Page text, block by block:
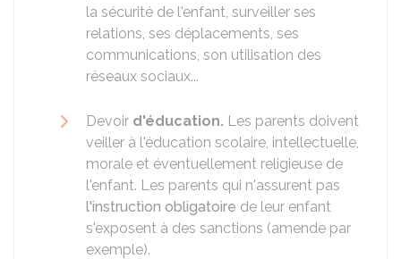
la sécurité de l'enfant, surveiller ses
relations, ses déplacements, ses
communications, son utilisation des
réseaux sociaux...
Devoir d'éducation. Les parents doivent
veiller à l'éducation scolaire, intellectuelle,
morale et éventuellement religieuse de
l'enfant. Les parents qui n'assurent pas
l'instruction obligatoire de leur enfant
s'exposent à des sanctions (amende par
exemple).